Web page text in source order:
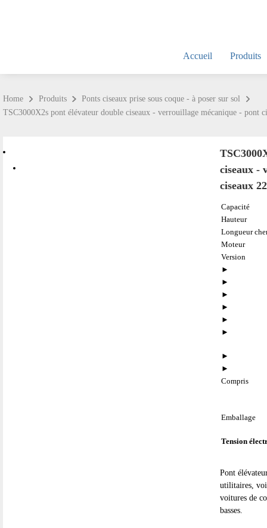
Accueil Produits
Home Produits
Ponts ciseaux prise sous coque - à poser sur sol
TSC3000X2s pont élévateur double ciseaux - verrouillage mécanique - pont
ciseaux -
ciseaux
Capacité
Hauteur
Longueur
Moteur
Version
►
►
►
►
►
►
►
►
Compris
Emballage
Tension
Pont
utilitaires,
voitures de
basses.